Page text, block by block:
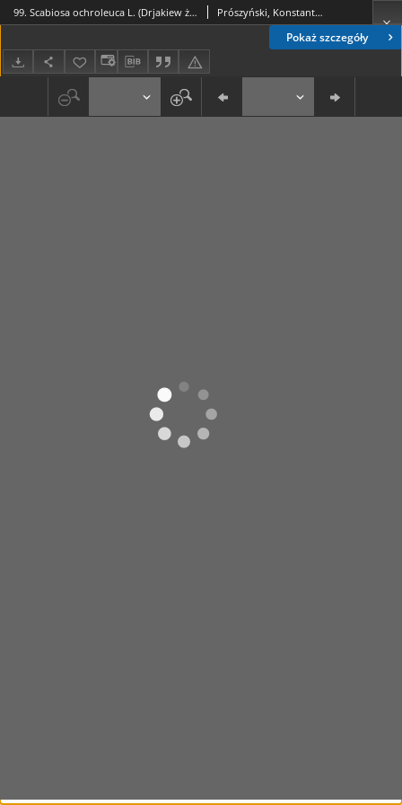
Pokaż szczegóły
99. Scabiosa ochroleuca L. (Drjakiew żółtawa), Succisa pratensis Mönch., S. praemorsa Aschrs. (Czarcikęs łąkowy) Prószyński, Konstanty (1859-1936)